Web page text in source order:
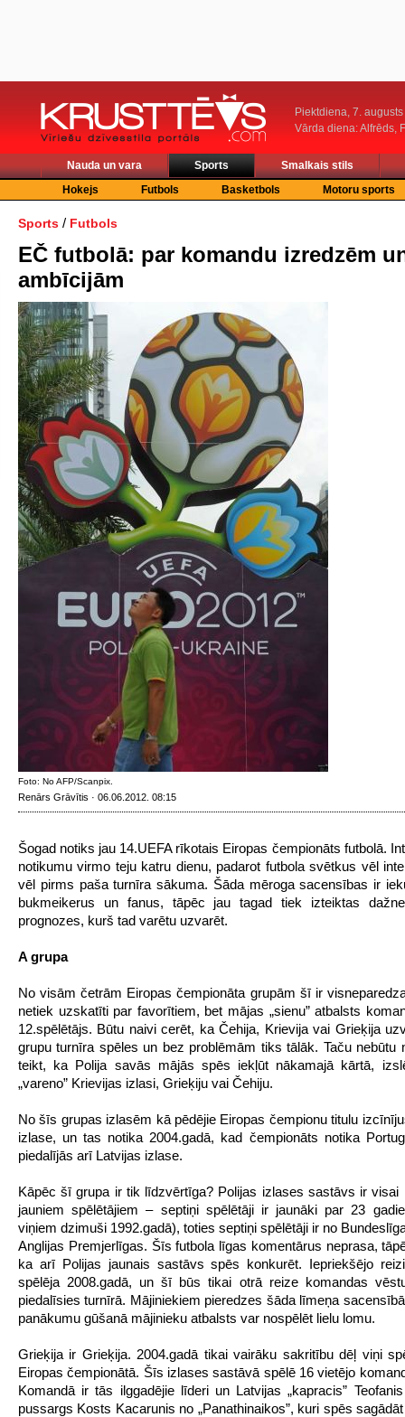
Piektdiena, 7. augusts
Vārda diena: Alfrēds,
Nauda un vara Sports
Smalkais stils
Hokejs
Futbols Basketbols Motoru sports
Sports / Futbols
EČ futbolā: par komandu izredzēm
ambīcijām
Foto: No AFP/Scanpix.
Renārs Grāvītis · 06.06.2012. 08:15
Šogad notiks jau 14.UEFA rīkotais Eiropas čempionāts futbolā.
notikumu virmo teju katru dienu, padarot futbola svētkus vēl
vēl pirms paša turnīra sākuma. Šāda mēroga sacensības ir
bukmeikerus un fanus, tāpēc jau tagad tiek izteiktas
prognozes, kurš tad varētu uzvarēt.
A grupa
No visām četrām Eiropas čempionāta grupām šī ir
netiek uzskatīti par favorītiem, bet mājas „sienu” atbalsts
12.spēlētājs. Būtu naivi cerēt, ka Čehija, Krievija vai Grieķija
grupu turnīra spēles un bez problēmām tiks tālāk. Taču nebūtu
teikt, ka Polija savās mājās spēs iekļūt nākamajā kārtā,
„vareno” Krievijas izlasi, Grieķiju vai Čehiju.
No šīs grupas izlasēm kā pēdējie Eiropas čempionu titulu
izlase, un tas notika 2004.gadā, kad čempionāts notika
piedalījās arī Latvijas izlase.
Kāpēc šī grupa ir tik līdzvērtīga? Polijas izlases sastāvs ir visai
jauniem spēlētājiem – septiņi spēlētāji ir jaunāki par 23
viņiem dzimuši 1992.gadā), toties septiņi spēlētāji ir no
Anglijas Premjerlīgas. Šīs futbola līgas komentārus neprasa,
ka arī Polijas jaunais sastāvs spēs konkurēt. Iepriekšējo
spēlēja 2008.gadā, un šī būs tikai otrā reize komandas
piedalīsies turnīrā. Mājiniekiem pieredzes šāda līmeņa
panākumu gūšanā mājinieku atbalsts var nospēlēt lielu lomu.
Grieķija ir Grieķija. 2004.gadā tikai vairāku sakritību dēļ viņi
Eiropas čempionātā. Šīs izlases sastāvā spēlē 16 vietējo
Komandā ir tās ilggadējie līderi un Latvijas „kapracis”
pussargs Kosts Kacarunis no „Panathinaikos”, kuri spēs